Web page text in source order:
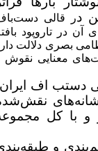
ر قالی دست‌باف
در تاروپود بافته
بصری دلالت دارد
معنایی نقوش و
دستب اف ایران،
نقش‌شده
با کل مجموعه
و طبقه‌بندی